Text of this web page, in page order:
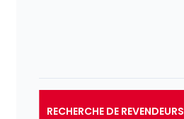
RECHERCHE DE REVENDEURS